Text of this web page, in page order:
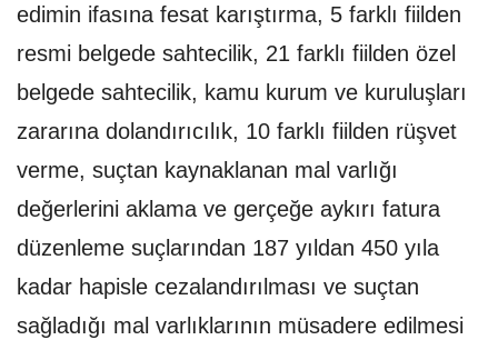
edimin ifasına fesat karıştırma, 5 farklı fiilden
resmi belgede sahtecilik, 21 farklı fiilden özel
belgede sahtecilik, kamu kurum ve kuruluşları
zararına dolandırıcılık, 10 farklı fiilden rüşvet
verme, suçtan kaynaklanan mal varlığı
değerlerini aklama ve gerçeğe aykırı fatura
düzenleme suçlarından 187 yıldan 450 yıla
kadar hapisle cezalandırılması ve suçtan
sağladığı mal varlıklarının müsadere edilmesi